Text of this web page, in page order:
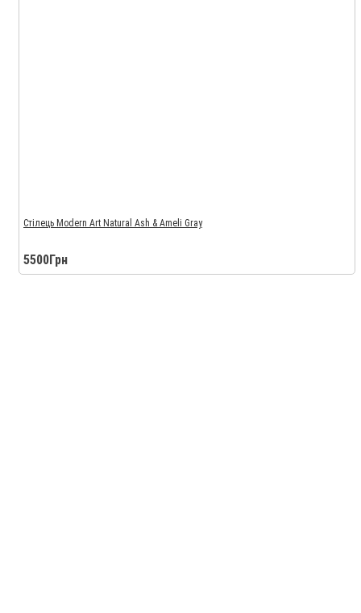
Стілець Modern Art Natural Ash & Ameli Gray
5500Грн